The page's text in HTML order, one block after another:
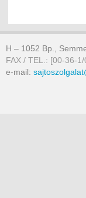
H – 1052 Bp.,
FAX / TEL.: [00-36-
e-mail: